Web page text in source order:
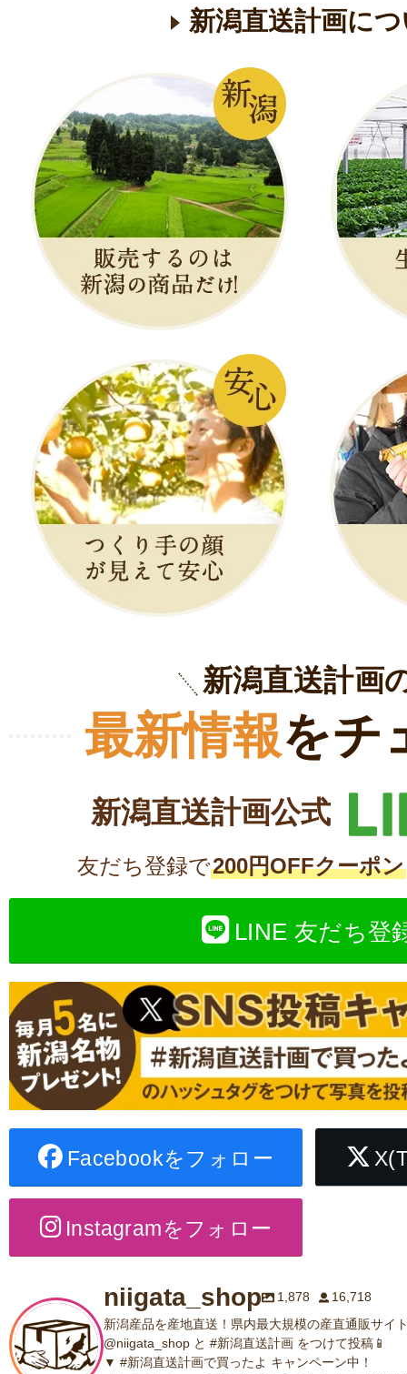
発送目安：3～5日
米後1ヶ月以内に
￥4,300 (送料
売切れ のし可
新潟県産米と餅
お客様の声 5件
発送時期：通年
賞味期限：風味の
米後1ヵ月以内に
￥6,900 ～(送料
売切れ のし可
新潟直送計画に
新潟直送計画
最新情報をチ
新潟直送計画公式
友だち登録で200円OFFクーポン
LINE 友だち登
Facebookをフォロー
Instagramをフォロー
niigata_shop 1,878
16,718
新潟産品を産地直送！県内最大規模の産直通販サイ
@niigata_shop と #新潟直送計画 をつけて投稿📱
▼ #新潟直送計画で買ったよ キャンペーン中！